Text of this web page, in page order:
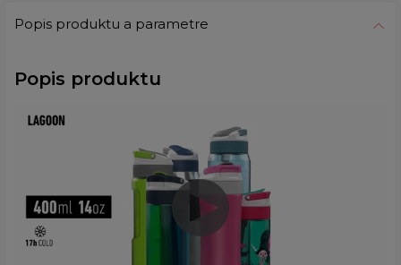
Popis produktu a parametre
Popis produktu